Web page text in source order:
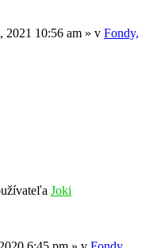
2021 10:56 am » v Fondy,
Joki